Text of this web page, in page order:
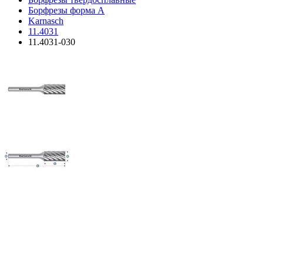
Борфрезы форма A
Karnasch
11.4031
11.4031-030